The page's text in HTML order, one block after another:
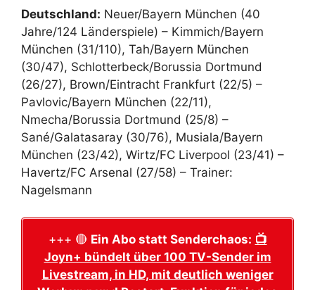
Deutschland: Neuer/Bayern München (40
Jahre/124 Länderspiele) – Kimmich/Bayern
München (31/110), Tah/Bayern München
(30/47), Schlotterbeck/Borussia Dortmund
(26/27), Brown/Eintracht Frankfurt (22/5) –
Pavlovic/Bayern München (22/11),
Nmecha/Borussia Dortmund (25/8) –
Sané/Galatasaray (30/76), Musiala/Bayern
München (23/42), Wirtz/FC Liverpool (23/41) –
Havertz/FC Arsenal (27/58) – Trainer:
Nagelsmann
+++ 🔴 Ein Abo statt Senderchaos: 📺
Joyn+ bündelt über 100 TV-Sender im
Livestream, in HD, mit deutlich weniger